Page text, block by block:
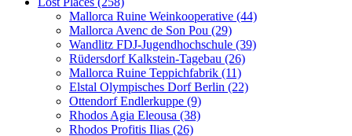
Mallorca Ruine Weinkooperative (44)
Mallorca Avenc de Son Pou (29)
Wandlitz FDJ-Jugendhochschule (39)
Rüdersdorf Kalkstein-Tagebau (26)
Mallorca Ruine Teppichfabrik (11)
Elstal Olympisches Dorf Berlin (22)
Ottendorf Endlerkuppe (9)
Rhodos Agia Eleousa (38)
Rhodos Profitis Ilias (26)